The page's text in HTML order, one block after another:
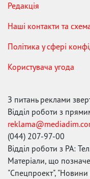
Редакція
Наші контакти та
Політика у сфері
Користувача угода
З питань реклами
Відділ роботи з
(044) 207-97-00
Відділ роботи з РА:
Матеріали, що
"Спецпроект", "Новини